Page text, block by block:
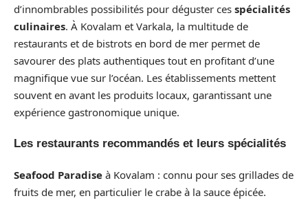
d’innombrables possibilités pour déguster ces spécialités
culinaires. À Kovalam et Varkala, la multitude de
restaurants et de bistrots en bord de mer permet de
savourer des plats authentiques tout en profitant d’une
magnifique vue sur l’océan. Les établissements mettent
souvent en avant les produits locaux, garantissant une
expérience gastronomique unique.
Les restaurants recommandés et leurs spécialités
Seafood Paradise à Kovalam : connu pour ses grillades de
fruits de mer, en particulier le crabe à la sauce épicée.